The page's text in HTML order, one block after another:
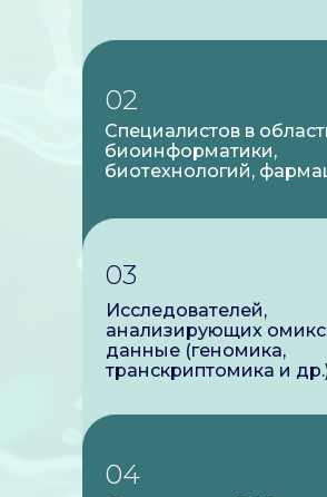
Исследователей,
анализирующих
данные (геномика,
транскриптомика и
03
02
Специалистов в
биоинформатики,
биотехнологий,
04